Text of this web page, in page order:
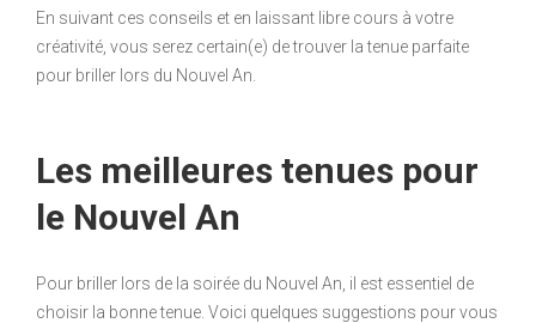
En suivant ces conseils et en laissant libre cours à votre
créativité, vous serez certain(e) de trouver la tenue parfaite
pour briller lors du Nouvel An.
Les meilleures tenues pour
le Nouvel An
Pour briller lors de la soirée du Nouvel An, il est essentiel de
choisir la bonne tenue. Voici quelques suggestions pour vous